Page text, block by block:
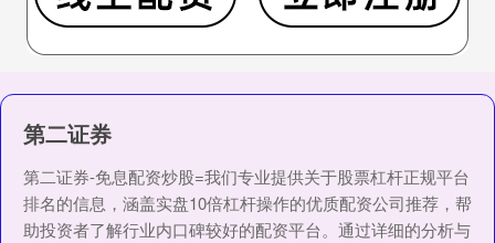
第二证券
第二证券-免息配资炒股=我们专业提供关于股票杠杆正规平台
排名的信息，涵盖实盘10倍杠杆操作的优质配资公司推荐，帮
助投资者了解行业内口碑较好的配资平台。通过详细的分析与